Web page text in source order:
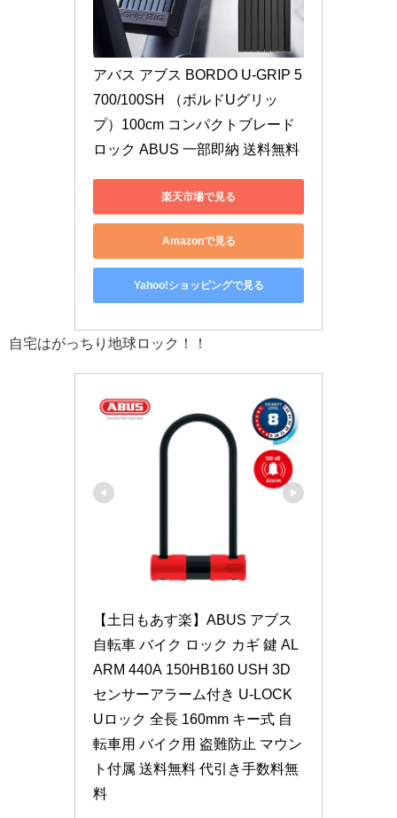
アバス アブス BORDO U-GRIP 5
700/100SH （ボルドUグリッ
プ）100cm コンパクトブレード
ロック ABUS 一部即納 送料無料
楽天市場で見る
Amazonで見る
Yahoo!ショッピングで見る
自宅はがっちり地球ロック！！
【土日もあす楽】ABUS アブス
自転車 バイク ロック カギ 鍵 AL
ARM 440A 150HB160 USH 3D
センサーアラーム付き U-LOCK
Uロック 全長 160mm キー式 自
転車用 バイク用 盗難防止 マウン
ト付属 送料無料 代引き手数料無
料